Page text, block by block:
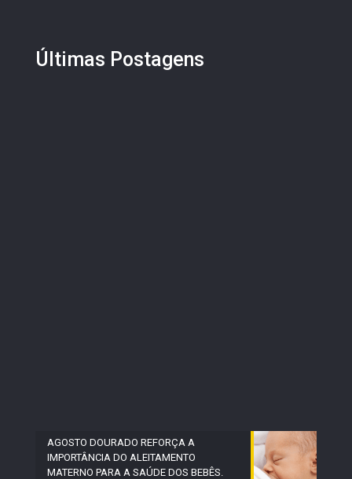
Últimas Postagens
AGOSTO DOURADO REFORÇA A
IMPORTÂNCIA DO ALEITAMENTO
MATERNO PARA A SAÚDE DOS BEBÊS.